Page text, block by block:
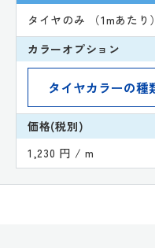
タイヤのみ （1mあたり）
カラーオプション
価格(税別)
1,230 円 / m